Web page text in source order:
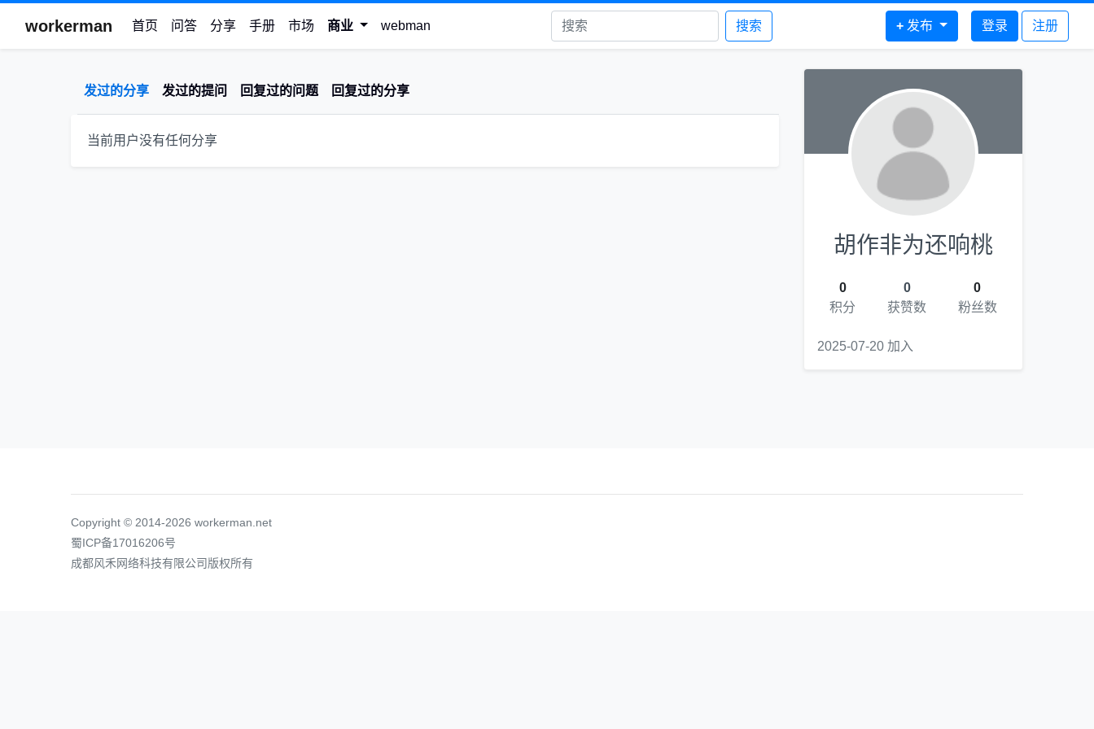
workerman 首页 问答 分享 手册 市场 商业 webman 搜索 + 发布 登录 注册
发过的分享 发过的提问 回复过的问题 回复过的分享
当前用户没有任何分享
胡作非为还响桃
0
积分
0
获赞数
0
粉丝数
2025-07-20 加入
Copyright © 2014-2026 workerman.net
蜀ICP备17016206号
成都风禾网络科技有限公司版权所有